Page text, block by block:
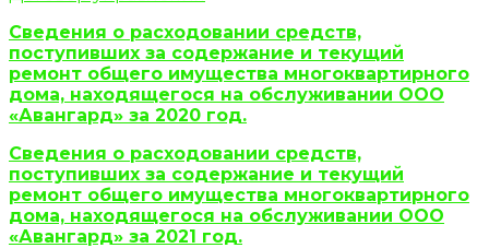
Сведения о расходовании средств,
поступивших за содержание и текущий
ремонт общего имущества многоквартирного
дома, находящегося на обслуживании ООО
«Авангард» за 2020 год.
Сведения о расходовании средств,
поступивших за содержание и текущий
ремонт общего имущества многоквартирного
дома, находящегося на обслуживании ООО
«Авангард» за 2021 год.